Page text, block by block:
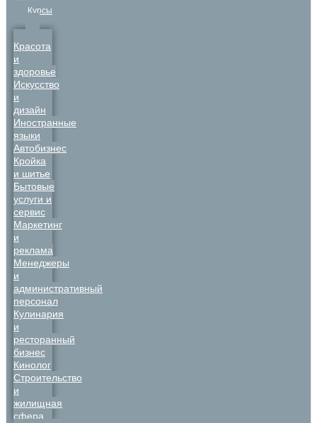
Курсы
Красота
и
здоровье
Искусство
и
дизайн
Иностранные
языки
Автобизнес
Кройка
и шитье
Бытовые
услуги и
сервис
Маркетинг
и
реклама
Менеджеры
и
административный
персонал
Кулинария
и
ресторанный
бизнес
Кинолог
Строительство
и
жилищная
сфера